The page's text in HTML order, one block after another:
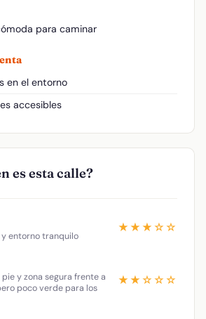
para caminar
en el entorno
accesibles
es esta calle?
entorno tranquilo
★★★☆☆
y zona segura frente a
poco verde para los
★★☆☆☆